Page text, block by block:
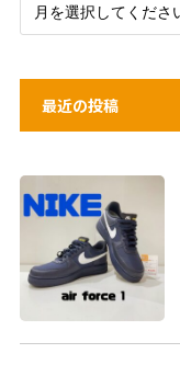
最近の投稿